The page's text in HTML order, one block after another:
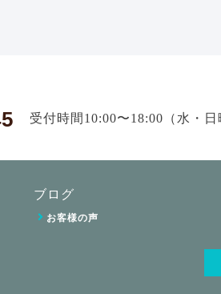
受付時間10:00〜18:00（水・日
ブログ
お客様の声